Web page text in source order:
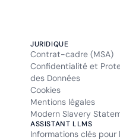
JURIDIQUE
Contrat-cadre (MSA)
Confidentialité et
des Données
Cookies
Mentions légales
Modern Slavery
ASSISTANT LLMS
Informations clés pour